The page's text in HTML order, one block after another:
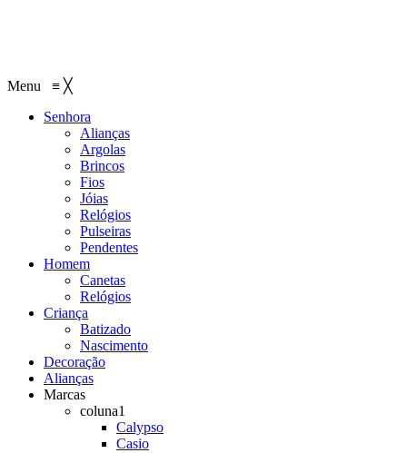
Menu ≡ ╳
Senhora
Alianças
Argolas
Brincos
Fios
Jóias
Relógios
Pulseiras
Pendentes
Homem
Canetas
Relógios
Criança
Batizado
Nascimento
Decoração
Alianças
Marcas
coluna1
Calypso
Casio